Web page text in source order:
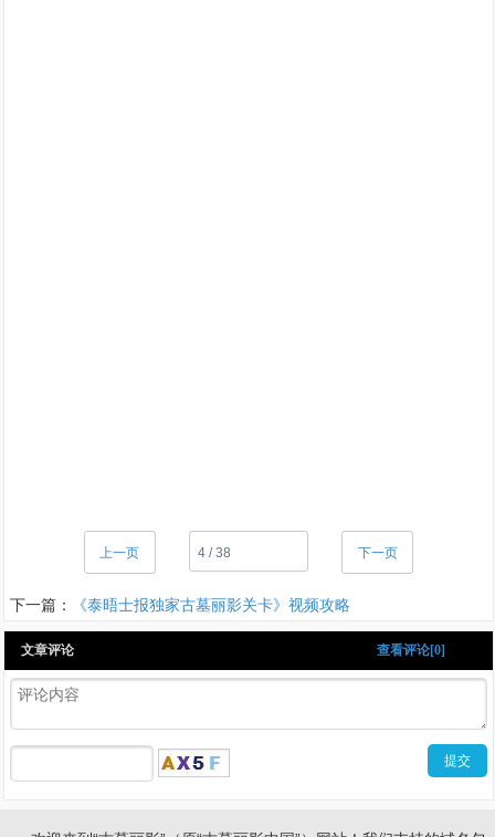
上一页 下一页
下一篇： 《泰晤士报独家古墓丽影关卡》视频攻略
查看评论[0]
文章评论